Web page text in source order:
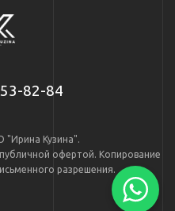
82-84
Кузина".
офертой. Копирование
разрешения.